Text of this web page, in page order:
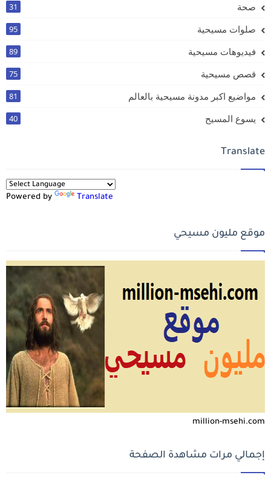
صحة 31
صلوات مسيحية 95
فيديوهات مسيحية 89
قصص مسيحية 75
مواضيع اكبر مدونة مسيحية بالعالم 81
يسوع المسيح 40
Translate
Powered by Translate
موقع مليون مسيحي
million-msehi.com
إجمالي مرات مشاهدة الصفحة